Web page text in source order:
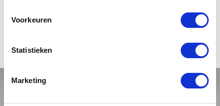
Voorkeuren
Statistieken
Marketing
+
VERFRIS EN VERLEID JE
Je moet 18 jaar of ouder zijn om deze site te bezoeken.
JA, IK BEN 18 JAAR OF OUDER NEE